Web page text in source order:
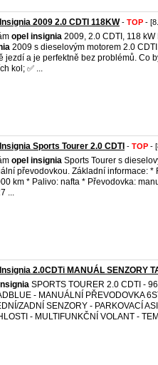
2009 2.0 CDTI 118KW- TOP -
opel insignia 2009, 2.0 CDTI, 118
2009 s dieselovým motorem 2.0
jezdí a je perfektně bez problémů. Co
kol; ✅ ...
Sports Tourer 2.0 CDTI - TOP -
opel insignia Sports Tourer s
převodovkou. Základní informace: *
km * Palivo: nafta * Převodovka:
...
2.0CDTi MANUÁL SENZORY
SPORTS TOURER 2.0 CDTI -
- MANUÁLNÍ PŘEVODOVKA
ZADNÍ SENZORY - PARKOVACÍ
- MULTIFUNKČNÍ VOLANT -